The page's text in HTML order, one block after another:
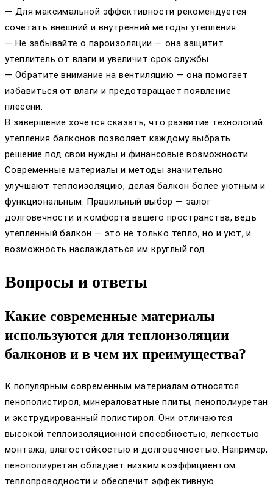
— Для максимальной эффективности рекомендуется
сочетать внешний и внутренний методы утепления.
— Не забывайте о пароизоляции — она защитит
утеплитель от влаги и увеличит срок службы.
— Обратите внимание на вентиляцию — она помогает
избавиться от влаги и предотвращает появление
плесени.
В завершение хочется сказать, что развитие технологий
утепления балконов позволяет каждому выбрать
решение под свои нужды и финансовые возможности.
Современные материалы и методы значительно
улучшают теплоизоляцию, делая балкон более уютным и
функциональным. Правильный выбор — залог
долговечности и комфорта вашего пространства, ведь
утеплённый балкон — это не только тепло, но и уют, и
возможность наслаждаться им круглый год.
Вопросы и ответы
Какие современные материалы
используются для теплоизоляции
балконов и в чем их преимущества?
К популярным современным материалам относятся
пенополистирол, минераловатные плиты, пенополиуретан
и экструдированный полистирол. Они отличаются
высокой теплоизоляционной способностью, легкостью
монтажа, влагостойкостью и долговечностью. Например,
пенополиуретан обладает низким коэффициентом
теплопроводности и обеспечит эффективную